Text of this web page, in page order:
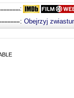
:
: Obejrzyj